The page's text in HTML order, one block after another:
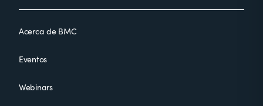
Acerca de BMC
Eventos
Webinars